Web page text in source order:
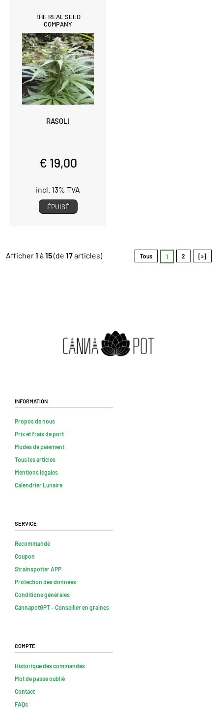
THE REAL SEED
COMPANY
RASOLI
€ 19,00
incl. 13% TVA
ÉPUISÉ
Afficher1 à15(de 17articles) Tous 1 2 [»]
Information
Propos de nous
Prix et frais de port
Modes de paiement
Tous les articles
Mentions légales
Calendrier Lunaire
Service
Recommandé
Coupon
Strainspotter APP
Protection des données
Conditions générales
CannapotGPT – Conseiller en graines
Compte
Historique des commandes
Mot de passe oublié
Contact
FAQs